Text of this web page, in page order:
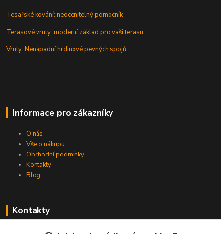
Tesařské kování: neocenitelný pomocník
Terasové vruty: moderní základ pro vaši terasu
Vruty: Nenápadní hrdinové pevných spojů
Informace pro zákazníky
O nás
Vše o nákupu
Obchodní podmínky
Kontakty
Blog
Kontakty
Zákaznická podpora Spojovat.cz